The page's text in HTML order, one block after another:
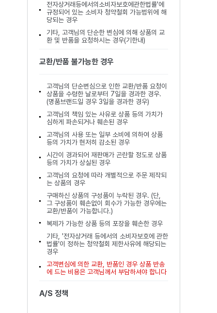
전자상거래등에서의소비자보호에관한법률'에
규정되어 있는 소비자 청약철회 가능범위에 해
당되는 경우
기타, 고객님의 단순한 변심에 의해 상품의 교
환 및 반품을 요청하시는 경우(기한내)
교환/반품 불가능한 경우
고객님의 단순변심으로 인한 교환/반품 요청이
상품을 수령한 날로부터 7일을 경과한 경우.
(명품브랜드일 경우 3일을 경과한 경우)
고객님의 책임 있는 사유로 상품 등의 가치가
심하게 파손되거나 훼손된 경우
고객님의 사용 또는 일부 소비에 의하여 상품
등의 가치가 현저히 감소된 경우
시간이 경과되어 재판매가 곤란할 정도로 상품
등의 가치가 상실된 경우
고객님의 요청에 따라 개별적으로 주문 제작되
는 상품의 경우
구매하신 상품의 구성품이 누락된 경우. (단,
그 구성품이 훼손없이 회수가 가능한 경우에는
교환/반품이 가능합니다.)
복제가 가능한 상품 등의 포장을 훼손한 경우
기타, '전자상거래 등에서의 소비자보호에 관한
법률'이 정하는 청약철회 제한사유에 해당되는
경우
고객변심에 의한 교환, 반품인 경우 상품 반송
에 드는 비용은 고객님께서 부담하셔야 합니다
A/S 정책